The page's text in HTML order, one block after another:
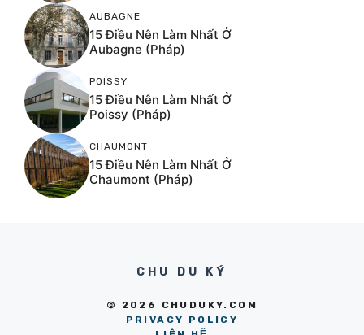
AUBAGNE
15 Điều Nên Làm Nhất Ở
Aubagne (Pháp)
POISSY
15 Điều Nên Làm Nhất Ở
Poissy (Pháp)
CHAUMONT
15 Điều Nên Làm Nhất Ở
Chaumont (Pháp)
CHU DU KÝ
© 2026 CHUDUKY.COM
PRIVACY POLICY